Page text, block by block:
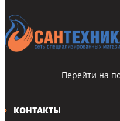
КОНТАКТЫ
Перейти на